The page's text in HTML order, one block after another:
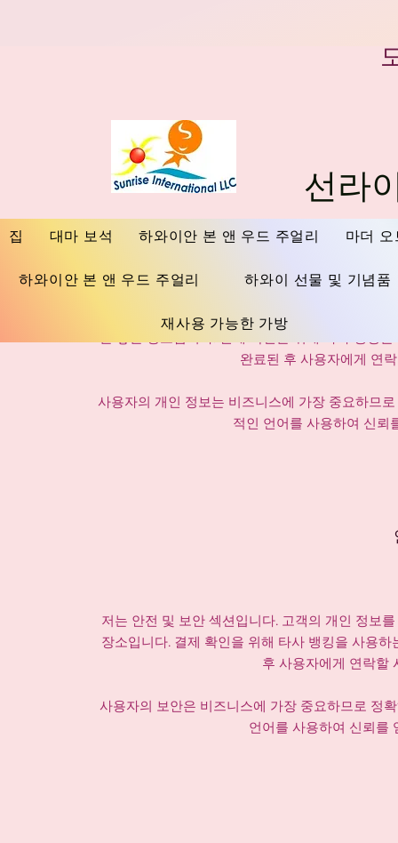
개
저는 개인 정보 보호 정책 섹션입니다. 고객의 개
완료된 후 사용자에게 연
사용자의 개인 정보는 비즈니스에 가장 중요하므
적인 언어를 사용하여 신뢰
저는 안전 및 보안 섹션입니다. 고객의 개인 정보
장소입니다. 결제 확인을 위해 타사 뱅킹을 사용
후 사용자에게 연락할
사용자의 보안은 비즈니스에 가장 중요하므로 정
언어를 사용하여 신뢰를
선라
집 대마 보석 하와이안 본 앤 우드 주얼리 마더
하와이안 본 앤 우드 주얼리 하와이 선물 및 기념품
재사용 가능한 가방